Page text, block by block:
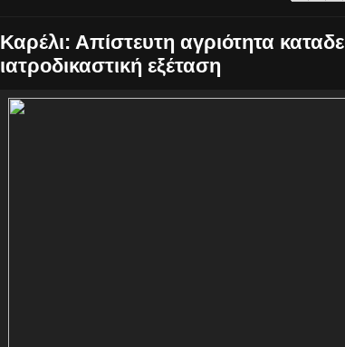
Καρέλι: Απίστευτη αγριότητα
ιατροδικαστική εξέταση